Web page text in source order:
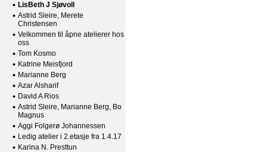
LisBeth J Sjøvoll
Astrid Sleire, Merete
Christensen
Velkommen til åpne atelierer hos
oss
Tom Kosmo
Katrine Meisfjord
Marianne Berg
Azar Alsharif
David A Rios
Astrid Sleire, Marianne Berg, Bo
Magnus
Aggi Folgerø Johannessen
Ledig atelier i 2.etasje fra 1.4.17
Karina N. Presttun